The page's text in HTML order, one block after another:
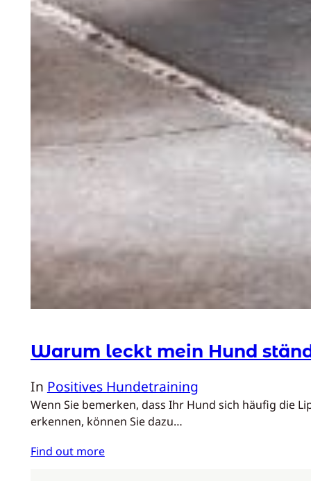
Warum leckt mein Hund
In Positives Hundetraining
Wenn Sie bemerken, dass Ihr Hund sich häufig die
erkennen, können Sie dazu…
Find out more